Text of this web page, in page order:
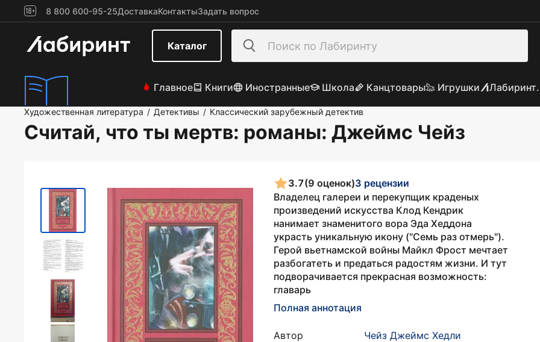
8 800 600-95-25ДоставкаКонтактыЗадать вопрос
Каталог
Главное Книги Иностранные Школа Канцтовары Игрушки
Художественная литература / Детективы / Классический зарубежный детектив
Считай, что ты мертв: романы: Джеймс Чейз
3.7(9 оценок)3 рецензии
Владелец галереи и перекупщик краденых
произведений искусства Клод Кендрик
нанимает знаменитого вора Эда Хеддона
украсть уникальную икону ("Семь раз отмерь").
Герой вьетнамской войны Майкл Фрост мечтает
разбогатеть и предаться радостям жизни. И тут
подворачивается прекрасная возможность:
главарь
Полная аннотация
Автор
Чейз Джеймс Хедли